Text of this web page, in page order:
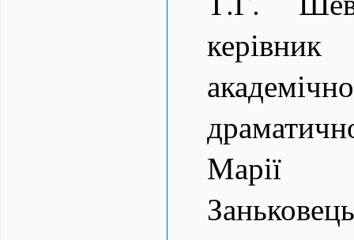
Марії